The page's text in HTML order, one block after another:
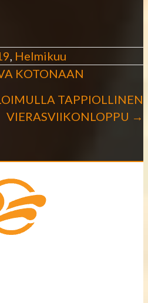
Helmikuu
KOTONAAN
TAPPIOLLINEN
VIERASVIIKONLOPPU →